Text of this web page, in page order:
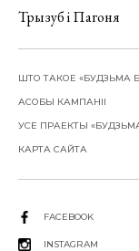
Трызуб і Пагоня
ШТО ТАКОЕ «БУДЗЬМА
АСОБЫ КАМПАНІІ
УСЕ ПРАЕКТЫ
КАРТА САЙТА
FACEBOOK
INSTAGRAM